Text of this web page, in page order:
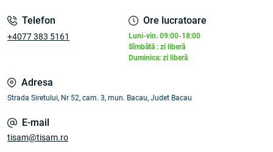
Telefon
+4077 383 5161
Ore lucratoare
Luni-vin. 09:00-18:00
Sîmbătă : zi liberă
Duminica: zi liberă
Adresa
Strada Siretului, Nr 52, cam. 3, mun. Bacau, Judet Bacau
E-mail
tisam@tisam.ro